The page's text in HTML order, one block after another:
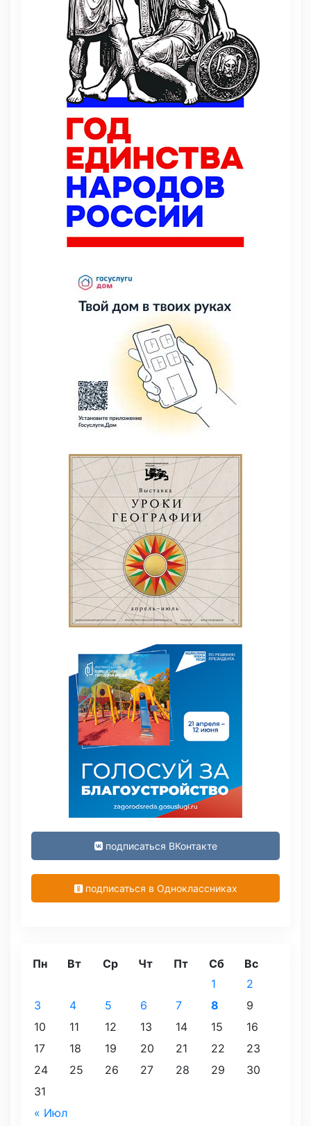
подписаться ВКонтакте
подписаться в Одноклассниках
Пн Вт Ср Чт Пт Сб Вс
« Июл
1
2
3
4 5 6 7 8
9
10
11 12 13 14 15
16
17
18 19 20 21 22
23
24
25 26 27 28 29
30
31